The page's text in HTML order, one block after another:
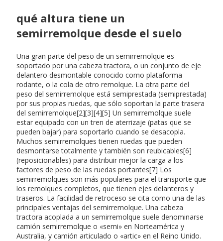
qué altura tiene un
semirremolque desde el suelo
Una gran parte del peso de un semirremolque es
soportado por una cabeza tractora, o un conjunto de eje
delantero desmontable conocido como plataforma
rodante, o la cola de otro remolque. La otra parte del
peso del semirremolque está semiprestada (semiprestada)
por sus propias ruedas, que sólo soportan la parte trasera
del semirremolque[2][3][4][5] Un semirremolque suele
estar equipado con un tren de aterrizaje (patas que se
pueden bajar) para soportarlo cuando se desacopla.
Muchos semirremolques tienen ruedas que pueden
desmontarse totalmente y también son reubicables[6]
(reposicionables) para distribuir mejor la carga a los
factores de peso de las ruedas portantes[7] Los
semirremolques son más populares para el transporte que
los remolques completos, que tienen ejes delanteros y
traseros. La facilidad de retroceso se cita como una de las
principales ventajas del semirremolque. Una cabeza
tractora acoplada a un semirremolque suele denominarse
camión semirremolque o «semi» en Norteamérica y
Australia, y camión articulado o «artic» en el Reino Unido.